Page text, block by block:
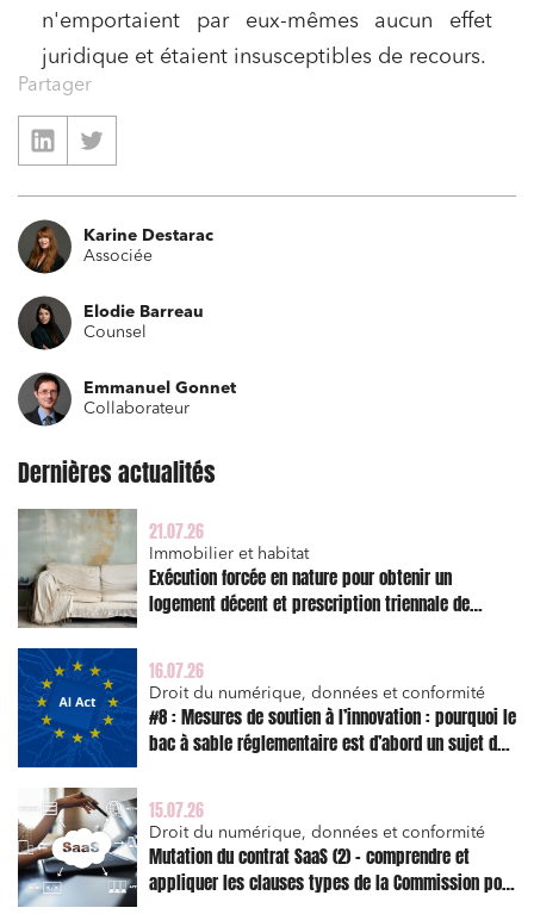
n'emportaient par eux-mêmes aucun effet
juridique et étaient insusceptibles de recours.
Partager
Karine Destarac
Associée
Elodie Barreau
Counsel
Emmanuel Gonnet
Collaborateur
Dernières actualités
21.07.26
Immobilier et habitat
Exécution forcée en nature pour obtenir un
logement décent et prescription triennale de
16.07.26
Droit du numérique, données et conformité
#8 : Mesures de soutien à l’innovation : pourquoi le
bac à sable réglementaire est d’abord un sujet de
15.07.26
Droit du numérique, données et conformité
Mutation du contrat SaaS (2) – comprendre et
appliquer les clauses types de la Commission pour
Droit du numérique, données et conformité
Relations sociales et droit du travail
Commande publique
Environnement
Urbanisme et aménagement
Banque finance et assurance
J'ai lu et j'accepte la